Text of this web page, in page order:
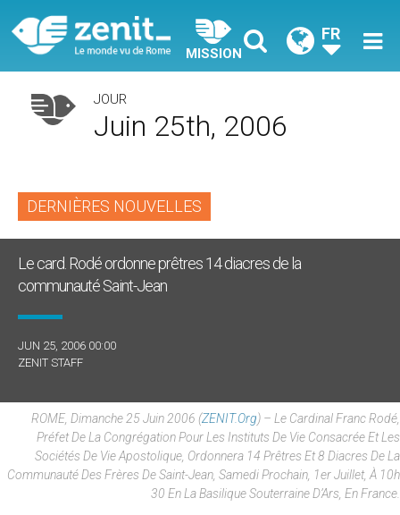
MISSION
FR
JOUR
Juin 25th, 2006
DERNIÈRES NOUVELLES
Le card. Rodé ordonne prêtres 14 diacres de la
communauté Saint-Jean
JUN 25, 2006 00:00
ZENIT STAFF
ROME, Dimanche 25 Juin 2006 (ZENIT.org) – Le Cardinal Franc Rodé,
Préfet De La Congrégation Pour Les Instituts De Vie Consacrée Et Les
Sociétés De Vie Apostolique, Ordonnera 14 Prêtres Et 8 Diacres De La
Communauté Des Frères De Saint-Jean, Samedi Prochain, 1er Juillet, À 10h
30 En La Basilique Souterraine D’Ars, En France.